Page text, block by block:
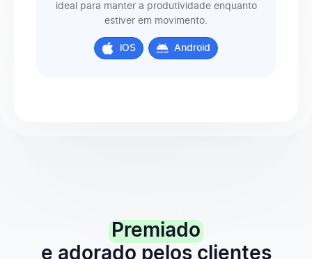
Permissões de projeto
Taxas faturáveis para projetos
ideal para manter a produtividade enquanto
estiver em movimento.
iOS Android
Premiado
e adorado pelos clientes